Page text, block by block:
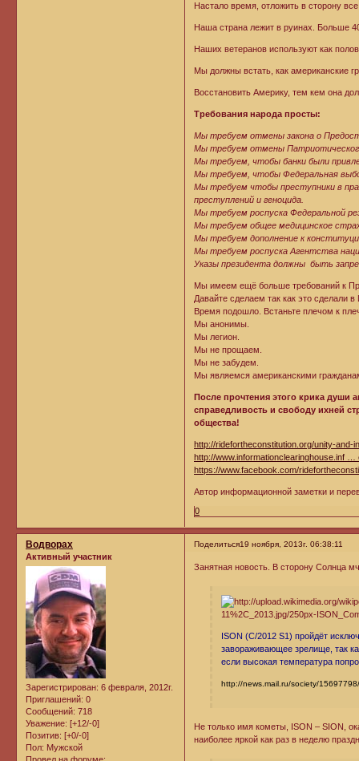
Настало время, отложить в сторону
Наша страна лежит в руинах. Больше
Наших ветеранов используют как
Мы должны встать, как американские
Восстановить Америку, тем кем она
Требования народа просты:
Мы требуем отмены закона о
Мы требуем отмены
Мы требуем, чтобы банки были
Мы требуем, чтобы Федеральная
Мы требуем чтобы преступники в
преступлений и геноцида.
Мы требуем роспуска Федеральной
Мы требуем общее медицинское
Мы требуем дополнение к
Мы требуем роспуска Агентства
Указы президента должны быть
Мы имеем ещё больше требований к
Давайте сделаем так как это сделали
Время подошло. Встаньте плечом к
Мы анонимы.
Мы легион.
Мы не прощаем.
Мы не забудем.
Мы являемся американскими
После прочтения этого крика души
справедливость и свободу ихней
общества!
http://ridefortheconstitution.org/unity-and-
http://www.informationclearinghouse.inf …
https://www.facebook.com/
Автор информационной заметки и
0
Поделиться19 ноября, 2013г. 06:38:11
Водворах
Активный участник
Зарегистрирован: 6 февраля, 2012г.
Приглашений: 0
Сообщений: 718
Уважение: [+12/-0]
Позитив: [+0/-0]
Пол: Мужской
Занятная новость. В сторону Солнца
ISON (C/2012 S1) пройдёт
завораживающее зрелище, так
если высокая температура
http://news.mail.ru/society/
Не только имя кометы, ISON – SION,
наиболее яркой как раз в неделю